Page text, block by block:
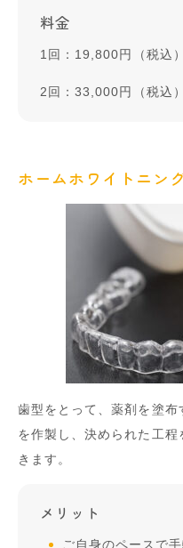
料金
1回：19,800円（税込）
2回：33,000円（税込）
ホームホワイトニン
歯型をとって、薬剤を塗布
を作製し、決められた工
きます。
メリット
ご自身のペースで